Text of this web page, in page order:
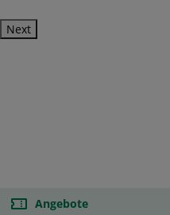
Next
Angebote